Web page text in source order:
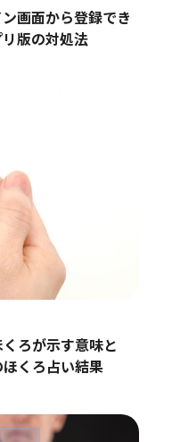
画面から登録でき
版の対処法
くろが示す意味と
くろ占い結果